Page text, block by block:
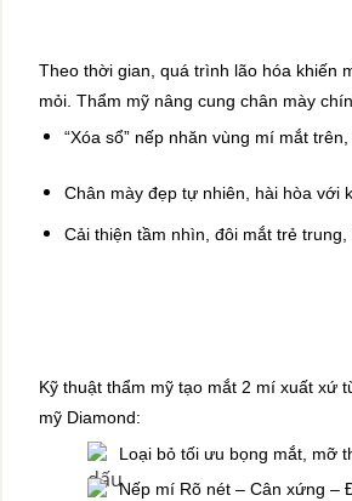
Theo thời gian, quá trình lão hóa khiến
mỏi. Thẩm mỹ nâng cung chân mày
“Xóa sổ” nếp nhăn vùng mí mắt
Chân mày đẹp tự nhiên, hài hòa với
Cải thiện tầm nhìn, đôi mắt trẻ trung,
Kỹ thuật thẩm mỹ tạo mắt 2 mí xuất xứ
mỹ Diamond:
Loại bỏ tối ưu bọng mắt, mỡ
Nếp mí Rõ nét – Cân xứng –